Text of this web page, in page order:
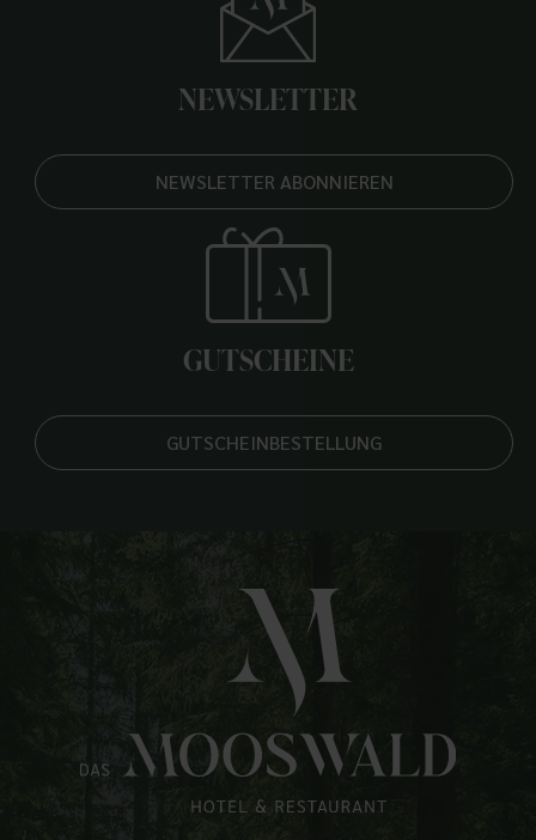
NEWSLETTER
NEWSLETTER ABONNIEREN
GUTSCHEINE
GUTSCHEINBESTELLUNG